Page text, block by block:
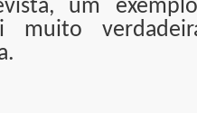
um
muito